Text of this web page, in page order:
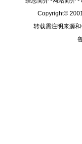
Copyright©
转载需注明来源